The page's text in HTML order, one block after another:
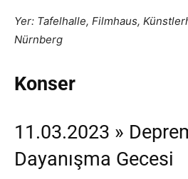
Yer: Tafelhalle, Filmhaus,
Nürnberg
Konser
11.03.2023 »
Dayanışma Gecesi